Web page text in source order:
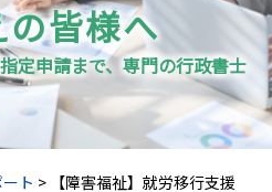
皆様へ
定申請まで、専門の行政書士
ト > 【障害福祉】就労移行支援